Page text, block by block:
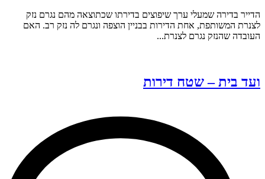
הדייר בדירה שמעלי ערך שיפוצים בדירתו שכתוצאה מהם נגרם נזק
לצנרת המשותפת, אחת הדירות בבניין הוצפה ונגרם לה נזק רב. האם
העובדה שהנזק נגרם לצנרת...
ועד בית – שטח דירות